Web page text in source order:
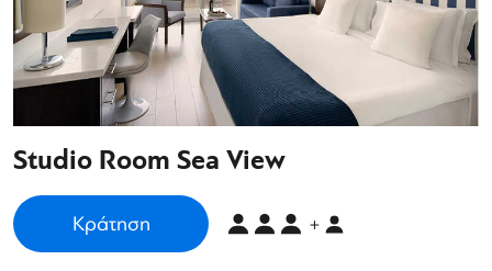
Studio Room Sea View
Κράτηση +